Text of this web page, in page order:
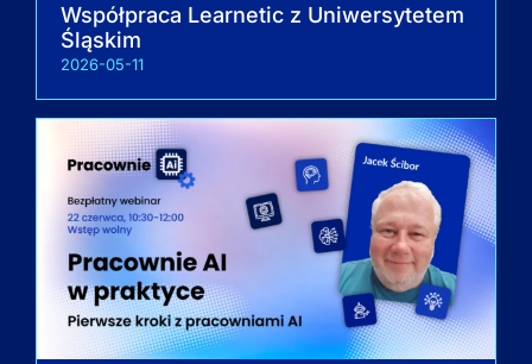
Współpraca Learnetic z Uniwersytetem
Śląskim
2026-05-11